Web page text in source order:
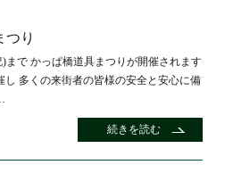
つり
まで かっぱ橋道具まつりが開催されます
し 多くの来街者の皆様の安全と安心に備
続きを読む